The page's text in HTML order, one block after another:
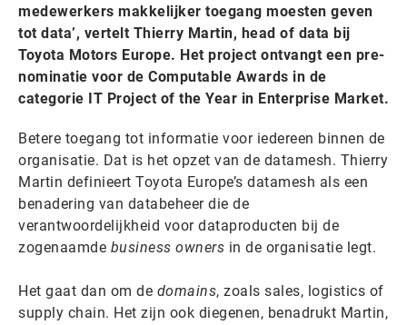
medewerkers makkelijker toegang moesten geven
tot data’, vertelt Thierry Martin, head of data bij
Toyota Motors Europe. Het project ontvangt een pre-
nominatie voor de Computable Awards in de
categorie IT Project of the Year in Enterprise Market.
Betere toegang tot informatie voor iedereen binnen de
organisatie. Dat is het opzet van de datamesh. Thierry
Martin definieert Toyota Europe’s datamesh als een
benadering van databeheer die de
verantwoordelijkheid voor dataproducten bij de
zogenaamde business owners in de organisatie legt.
Het gaat dan om de domains, zoals sales, logistics of
supply chain. Het zijn ook diegenen, benadrukt Martin,